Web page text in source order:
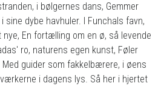
i bølgernes dans, Gemmer
sine dybe havhuler. I Funchals favn,
En fortælling om en ø, så levende
ro, naturens egen kunst, Føler
guider som fakkelbærere, i øens
i dagens lys. Så her i hjertet